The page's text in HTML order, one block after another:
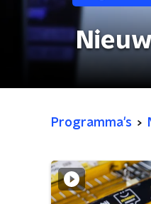
Programma's